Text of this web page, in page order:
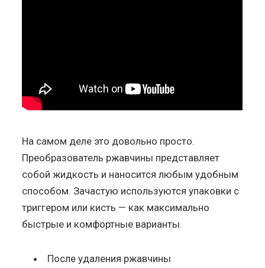
На самом деле это довольно просто.
Преобразователь ржавчины представляет
собой жидкость и наносится любым удобным
способом. Зачастую используются упаковки с
триггером или кисть — как максимально
быстрые и комфортные варианты.
После удаления ржавчины